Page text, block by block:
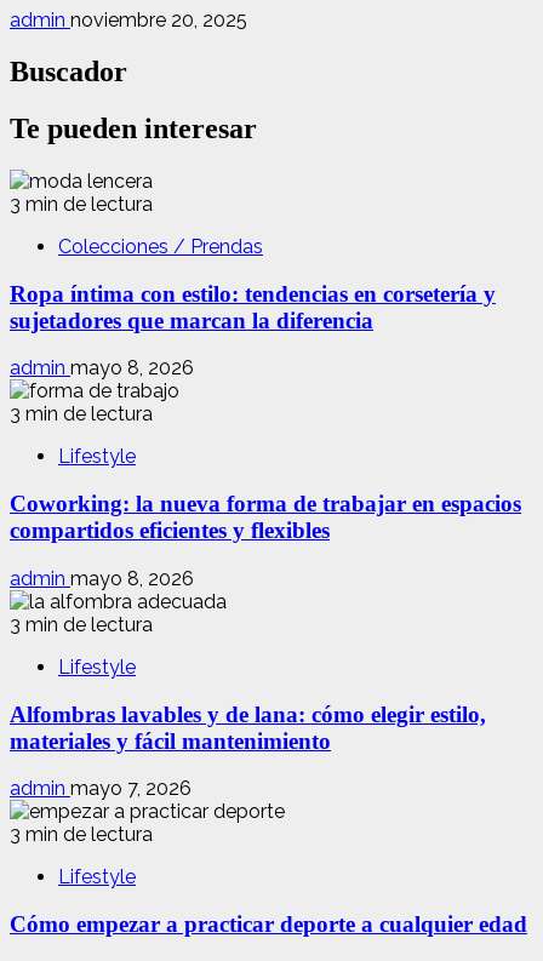
admin noviembre 20, 2025
Buscador
Te pueden interesar
3 min de lectura
Colecciones / Prendas
Ropa íntima con estilo: tendencias en corsetería y
sujetadores que marcan la diferencia
admin mayo 8, 2026
3 min de lectura
Lifestyle
Coworking: la nueva forma de trabajar en espacios
compartidos eficientes y flexibles
admin mayo 8, 2026
3 min de lectura
Lifestyle
Alfombras lavables y de lana: cómo elegir estilo,
materiales y fácil mantenimiento
admin mayo 7, 2026
3 min de lectura
Lifestyle
Cómo empezar a practicar deporte a cualquier edad